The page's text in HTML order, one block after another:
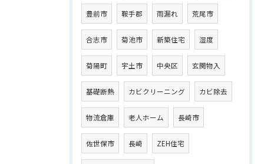
豊前市 鞍手郡 雨漏れ 荒尾市
合志市 菊池市 新築住宅 湿度
菊陽町 宇土市 中央区 玄関物入
基礎断熱 カビクリーニング カビ除去
物流倉庫 老人ホーム 長崎市
佐世保市 長崎 ZEH住宅